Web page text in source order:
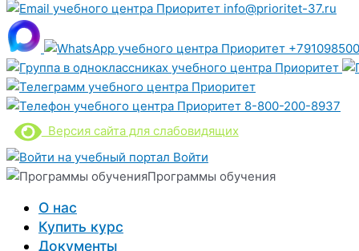
info@prioritet-37.ru
8-800-200-8937
Версия сайта для слабовидящих
Войти
Программы обучения
О нас
Купить курс
Документы